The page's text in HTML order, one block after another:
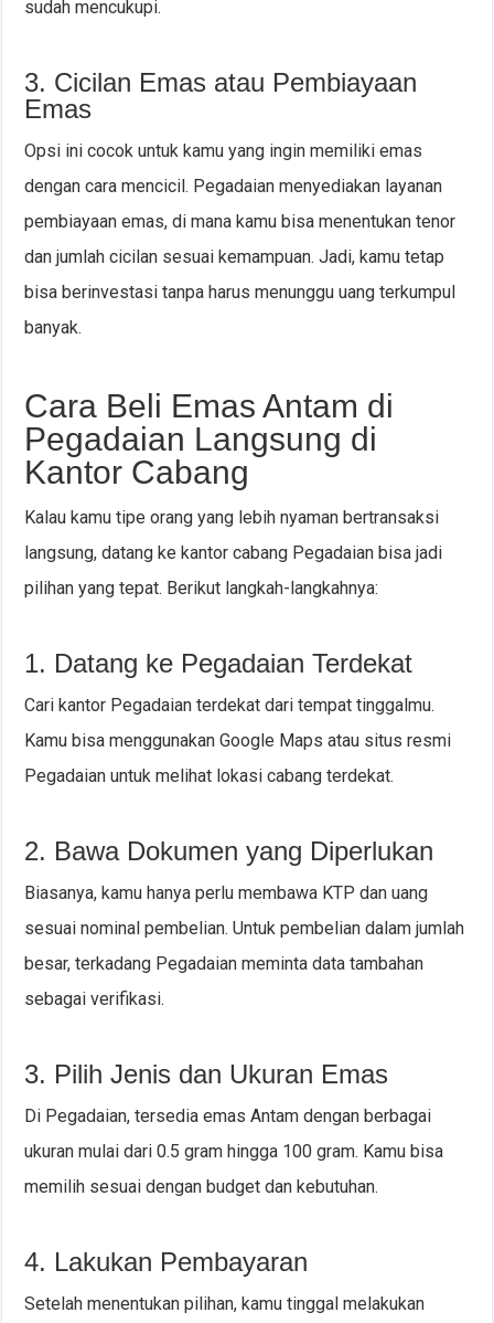
sudah mencukupi.
3. Cicilan Emas atau Pembiayaan
Emas
Opsi ini cocok untuk kamu yang ingin memiliki emas
dengan cara mencicil. Pegadaian menyediakan layanan
pembiayaan emas, di mana kamu bisa menentukan tenor
dan jumlah cicilan sesuai kemampuan. Jadi, kamu tetap
bisa berinvestasi tanpa harus menunggu uang terkumpul
banyak.
Cara Beli Emas Antam di
Pegadaian Langsung di
Kantor Cabang
Kalau kamu tipe orang yang lebih nyaman bertransaksi
langsung, datang ke kantor cabang Pegadaian bisa jadi
pilihan yang tepat. Berikut langkah-langkahnya:
1. Datang ke Pegadaian Terdekat
Cari kantor Pegadaian terdekat dari tempat tinggalmu.
Kamu bisa menggunakan Google Maps atau situs resmi
Pegadaian untuk melihat lokasi cabang terdekat.
2. Bawa Dokumen yang Diperlukan
Biasanya, kamu hanya perlu membawa KTP dan uang
sesuai nominal pembelian. Untuk pembelian dalam jumlah
besar, terkadang Pegadaian meminta data tambahan
sebagai verifikasi.
3. Pilih Jenis dan Ukuran Emas
Di Pegadaian, tersedia emas Antam dengan berbagai
ukuran mulai dari 0.5 gram hingga 100 gram. Kamu bisa
memilih sesuai dengan budget dan kebutuhan.
4. Lakukan Pembayaran
Setelah menentukan pilihan, kamu tinggal melakukan